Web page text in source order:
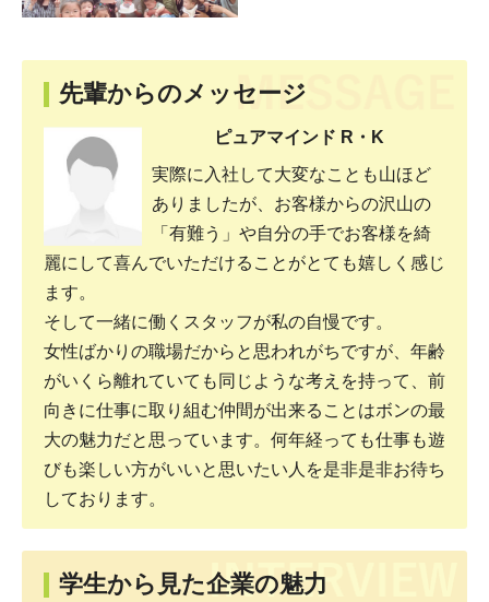
先輩からのメッセージ
ピュアマインド R・K
実際に入社して大変なことも山ほど
ありましたが、お客様からの沢山の
「有難う」や自分の手でお客様を綺
麗にして喜んでいただけることがとても嬉しく感じ
ます。
そして一緒に働くスタッフが私の自慢です。
女性ばかりの職場だからと思われがちですが、年齢
がいくら離れていても同じような考えを持って、前
向きに仕事に取り組む仲間が出来ることはボンの最
大の魅力だと思っています。何年経っても仕事も遊
びも楽しい方がいいと思いたい人を是非是非お待ち
しております。
学生から見た企業の魅力